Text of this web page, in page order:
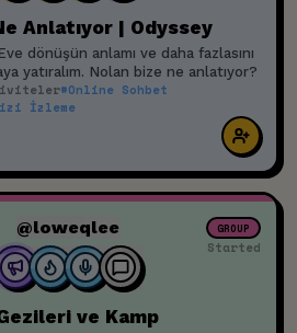
Anlatıyor | Odyssey
dönüşün anlamı ve daha fazlasını
gelin masaya yatıralım. Nolan bize ne anlatıyor?
#Online Sohbet
İzleme
@loweqlee GROUP
Started
ve Kamp